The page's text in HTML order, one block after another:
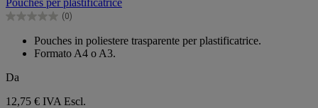
5
stelle.
Pouches per plastificatrice
(0)
0.0
Pouches in poliestere trasparente per plastificatrice.
Formato A4 o A3.
Da
12,75 € IVA Escl.